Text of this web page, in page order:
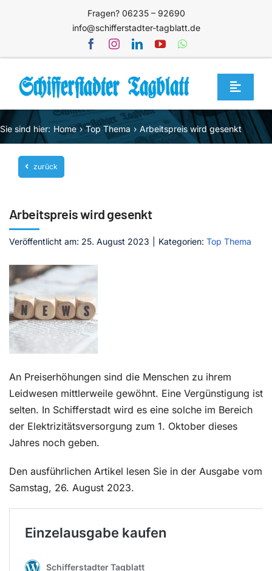
Fragen? 06235 – 92690
info@schifferstadter-tagblatt.de
Toggle
Home
Themen
Blog
Service
Mediathek
Jetzt abonnieren
Kontakt
Sie sind hier: Home Top Thema Arbeitspreis wird gesenkt
zurück
Arbeitspreis wird gesenkt
Veröffentlicht am: 25. August 2023 Kategorien: Top Thema
An Preiserhöhungen sind die Menschen zu ihrem
Leidwesen mittlerweile gewöhnt. Eine Vergünstigung ist
selten. In Schifferstadt wird es eine solche im Bereich
der Elektrizitätsversorgung zum 1. Oktober dieses
Jahres noch geben.
Den ausführlichen Artikel lesen Sie in der Ausgabe vom
Samstag, 26. August 2023.